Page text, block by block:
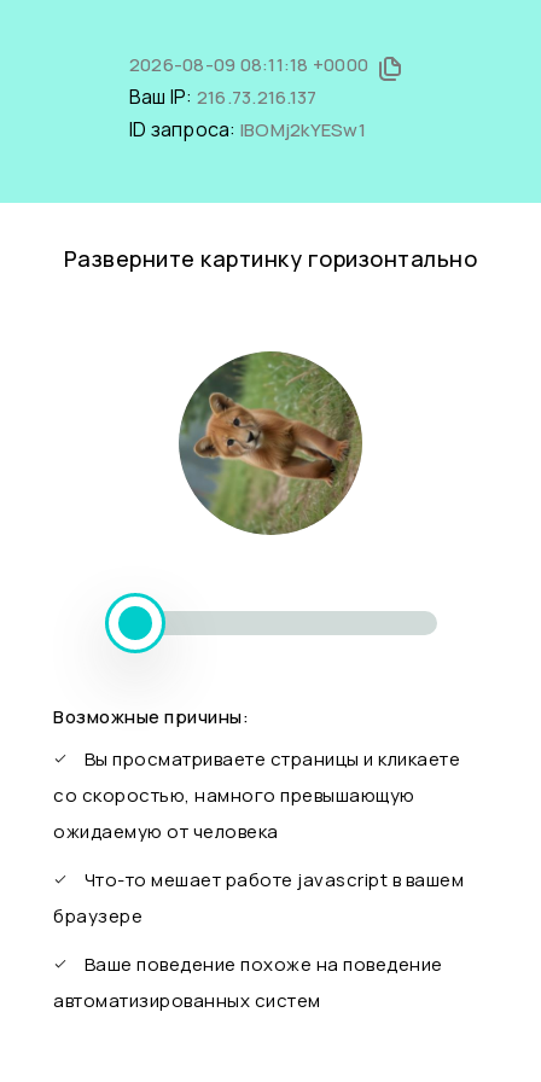
2026-08-09 08:11:18 +0000
Ваш IP: 216.73.216.137
ID запроса: IBOMj2kYESw1
Разверните картинку горизонтально
Возможные причины:
Вы просматриваете страницы и кликаете
со скоростью, намного превышающую
ожидаемую от человека
Что-то мешает работе javascript в вашем
браузере
Ваше поведение похоже на поведение
автоматизированных систем